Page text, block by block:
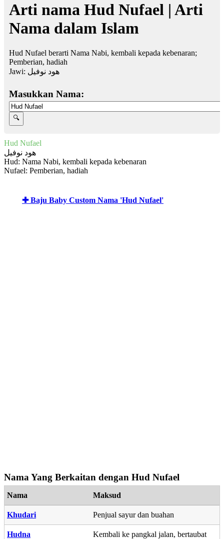
Arti nama Hud Nufael | Arti
Nama dalam Islam
Hud Nufael berarti Nama Nabi, kembali kepada kebenaran;
Pemberian, hadiah
Jawi: هود نوفيل
Masukkan Nama:
Hud Nufael
هود نوفيل
Hud: Nama Nabi, kembali kepada kebenaran
Nufael: Pemberian, hadiah
✚ Baju Baby Custom Nama 'Hud Nufael'
Nama Yang Berkaitan dengan Hud Nufael
Nama Maksud
Khudari Penjual sayur dan buahan
Hudna Kembali ke pangkal jalan, bertaubat